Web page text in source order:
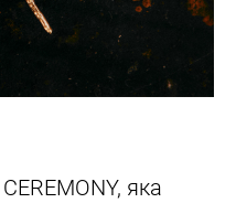
яка